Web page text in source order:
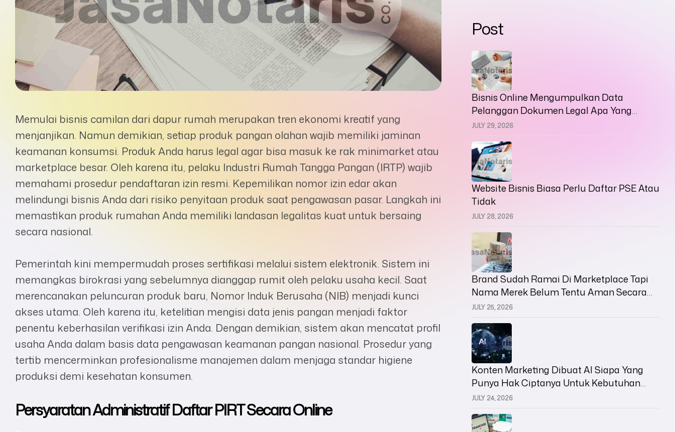
Memulai bisnis camilan dari dapur rumah merupakan tren ekonomi kreatif yang
menjanjikan. Namun demikian, setiap produk pangan olahan wajib memiliki jaminan
keamanan konsumsi. Produk Anda harus legal agar bisa masuk ke rak minimarket atau
marketplace besar. Oleh karena itu, pelaku Industri Rumah Tangga Pangan (IRTP) wajib
memahami prosedur pendaftaran izin resmi. Kepemilikan nomor izin edar akan
melindungi bisnis Anda dari risiko penyitaan produk saat pengawasan pasar. Langkah ini
memastikan produk rumahan Anda memiliki landasan legalitas kuat untuk bersaing
secara nasional.
Pemerintah kini mempermudah proses sertifikasi melalui sistem elektronik. Sistem ini
memangkas birokrasi yang sebelumnya dianggap rumit oleh pelaku usaha kecil. Saat
merencanakan peluncuran produk baru, Nomor Induk Berusaha (NIB) menjadi kunci
akses utama. Oleh karena itu, ketelitian mengisi data jenis pangan menjadi faktor
penentu keberhasilan verifikasi izin Anda. Dengan demikian, sistem akan mencatat profil
usaha Anda dalam basis data pengawasan keamanan pangan nasional. Prosedur yang
tertib mencerminkan profesionalisme manajemen dalam menjaga standar higiene
produksi demi kesehatan konsumen.
Persyaratan Administratif Daftar PIRT Secara Online
Post
JULY 29, 2026
Bisnis Online Mengumpulkan Data
Pelanggan Dokumen Legal Apa Yang
Harus Disiapkan
JULY 28, 2026
Website Bisnis Biasa Perlu Daftar PSE Atau
Tidak
JULY 25, 2026
Brand Sudah Ramai Di Marketplace Tapi
Nama Merek Belum Tentu Aman Secara
Hukum
JULY 24, 2026
Konten Marketing Dibuat AI Siapa Yang
Punya Hak Ciptanya Untuk Kebutuhan
Bisnis